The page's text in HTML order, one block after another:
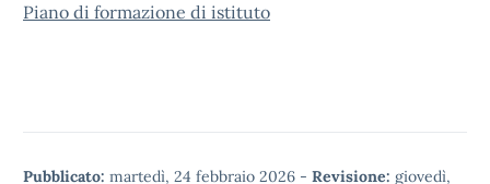
Piano di formazione di istituto
Pubblicato: martedì, 24 febbraio 2026 - Revisione: giovedì,